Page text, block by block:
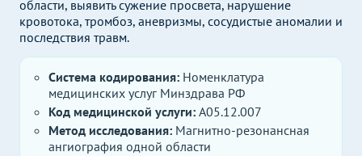
области, выявить сужение просвета, нарушение
кровотока, тромбоз, аневризмы, сосудистые аномалии и
последствия травм.
Система кодирования: Номенклатура
медицинских услуг Минздрава РФ
Код медицинской услуги: A05.12.007
Метод исследования: Магнитно-резонансная
ангиография одной области